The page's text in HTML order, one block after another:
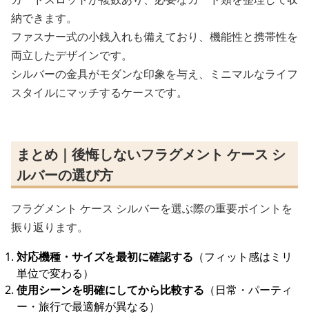
納できます。
ファスナー式の小銭入れも備えており、機能性と携帯性を
両立したデザインです。
シルバーの金具がモダンな印象を与え、ミニマルなライフ
スタイルにマッチするケースです。
まとめ｜後悔しないフラグメント ケース シ
ルバーの選び方
フラグメント ケース シルバーを選ぶ際の重要ポイントを
振り返ります。
対応機種・サイズを最初に確認する （フィット感はミリ
単位で変わる）
使用シーンを明確にしてから比較する （日常・パーティ
ー・旅行で最適解が異なる）